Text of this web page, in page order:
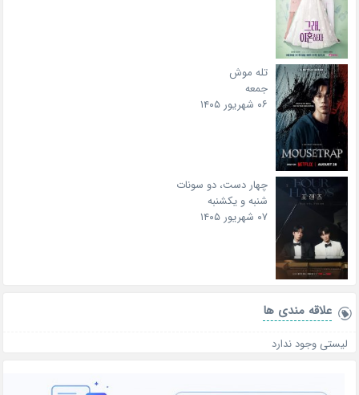
تله موش
جمعه
۰۶ شهریور ۱۴۰۵
چهار دست، دو سونات
شنبه و یکشنبه
۰۷ شهریور ۱۴۰۵
علاقه‌ مندی ها
لیستی وجود ندارد